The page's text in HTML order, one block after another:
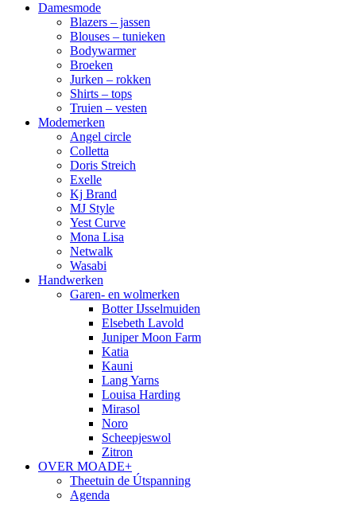
Damesmode
Blazers – jassen
Blouses – tunieken
Bodywarmer
Broeken
Jurken – rokken
Shirts – tops
Truien – vesten
Modemerken
Angel circle
Colletta
Doris Streich
Exelle
Kj Brand
MJ Style
Yest Curve
Mona Lisa
Netwalk
Wasabi
Handwerken
Garen- en wolmerken
Botter IJsselmuiden
Elsebeth Lavold
Juniper Moon Farm
Katia
Kauni
Lang Yarns
Louisa Harding
Mirasol
Noro
Scheepjeswol
Zitron
OVER MOADE+
Theetuin de Útspanning
Agenda